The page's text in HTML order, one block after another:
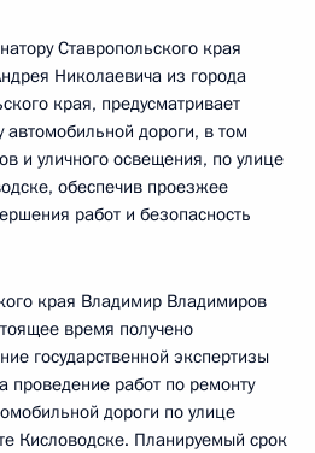
Ставропольского края
Николаевича из города
края, предусматривает
дороги, в том
и уличного освещения, по улице
обеспечив проезжее
работ и безопасность
края Владимир Владимиров
время получено
государственной экспертизы
проведение работ по ремонту
дороги по улице
Кисловодске. Планируемый срок